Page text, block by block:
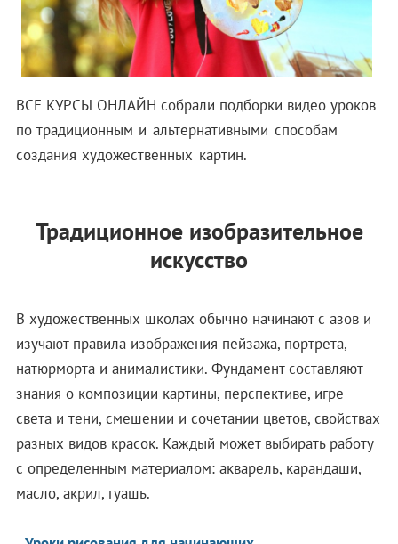
ВСЕ КУРСЫ ОНЛАЙН собрали подборки видео уроков
по традиционным и альтернативными способам
создания художественных картин.
Традиционное изобразительное
искусство
В художественных школах обычно начинают с азов и
изучают правила изображения пейзажа, портрета,
натюрморта и анималистики. Фундамент составляют
знания о композиции картины, перспективе, игре
света и тени, смешении и сочетании цветов, свойствах
разных видов красок. Каждый может выбирать работу
с определенным материалом: акварель, карандаши,
масло, акрил, гуашь.